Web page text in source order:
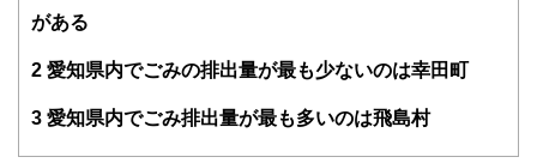
がある
2 愛知県内でごみの排出量が最も少ないのは幸田町
3 愛知県内でごみ排出量が最も多いのは飛島村